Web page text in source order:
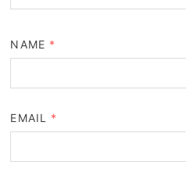
NAME *
EMAIL *